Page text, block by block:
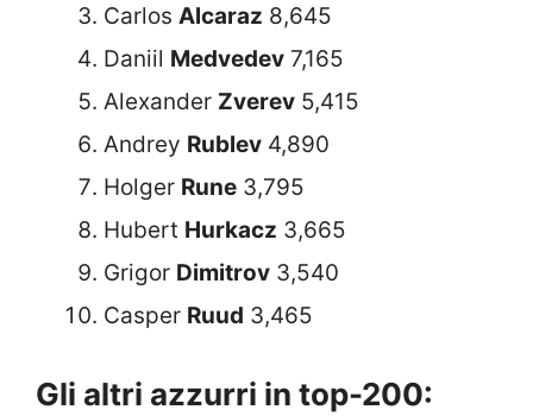
Carlos Alcaraz 8,645
Daniil Medvedev 7,165
Alexander Zverev 5,415
Andrey Rublev 4,890
Holger Rune 3,795
Hubert Hurkacz 3,665
Grigor Dimitrov 3,540
Casper Ruud 3,465
Gli altri azzurri in top-200: